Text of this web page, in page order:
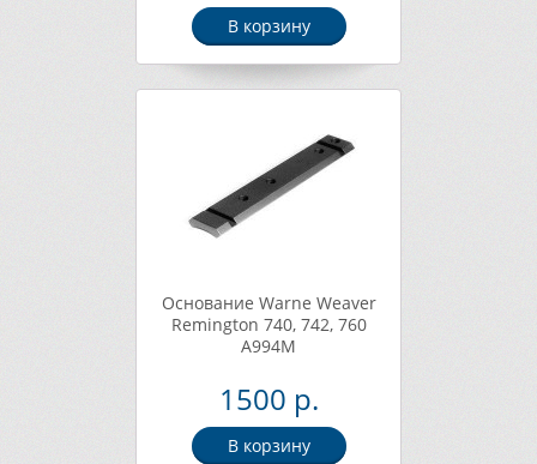
В корзину
Основание Warne Weaver
Remington 740, 742, 760
A994M
1500 р.
В корзину